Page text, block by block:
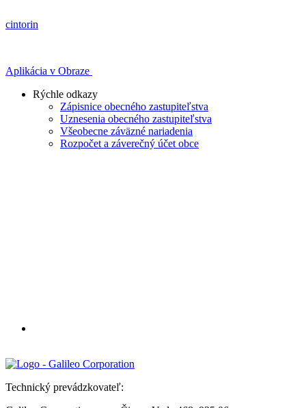
cintorin
Aplikácia v Obraze
Rýchle odkazy
Zápisnice obecného zastupiteľstva
Uznesenia obecného zastupiteľstva
Všeobecne záväzné nariadenia
Rozpočet a záverečný účet obce
Technický prevádzkovateľ: